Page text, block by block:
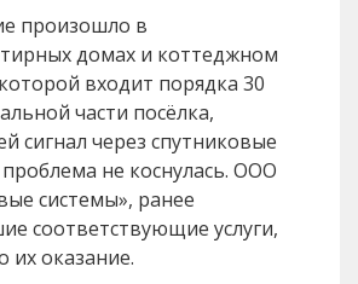
произошло в
домах и коттеджном
входит порядка 30
части посёлка,
сигнал через спутниковые
проблема не коснулась. ООО
системы», ранее
соответствующие услуги,
их оказание.